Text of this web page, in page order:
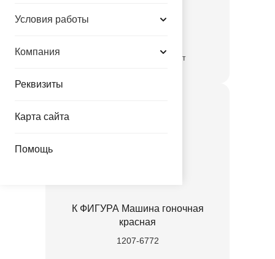
Условия работы
Компания
Реквизиты
Карта сайта
Помощь
временно отсутствует
К ФИГУРА Машина гоночная
красная
1207-6772